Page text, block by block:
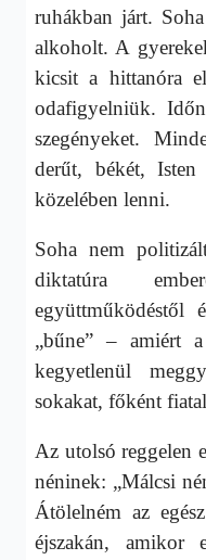
ruhákban járt.
alkoholt. A
kicsit a hittanóra
odafigyelniük.
szegényeket.
derűt, békét,
közelében lenni.
Soha nem
diktatúra
együttműködéstől
„bűne” – amiért
kegyetlenül
sokakat, főként
Az utolsó reggelen
néninek: „Málcsi
Átölelném az
éjszakán, amikor